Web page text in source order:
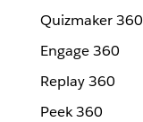
Quizmaker 360
Engage 360
Replay 360
Peek 360